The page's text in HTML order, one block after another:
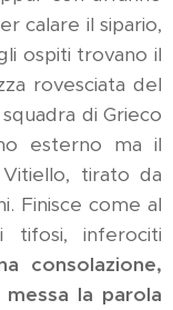
calare il sipario,
ospiti trovano il
rovesciata del
di Grieco
esterno ma il
tirato da
Finisce come al
tifosi, inferociti
consolazione,
la parola